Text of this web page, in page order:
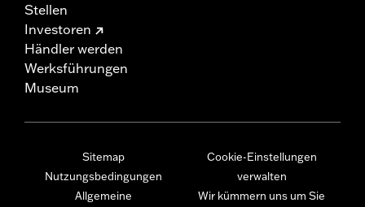
Stellen
Investoren
Händler werden
Werksführungen
Museum
Sitemap
Nutzungsbedingungen
Allgemeine
Cookie-Einstellungen
verwalten
Wir kümmern uns um Sie